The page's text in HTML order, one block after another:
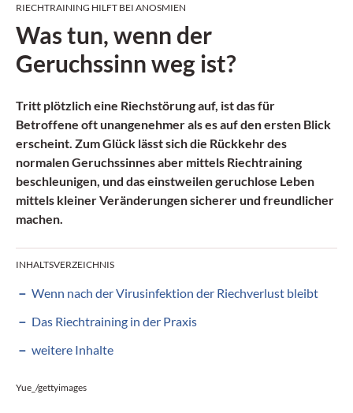
RIECHTRAINING HILFT BEI ANOSMIEN
Was tun, wenn der
Geruchssinn weg ist?
Tritt plötzlich eine Riechstörung auf, ist das für
Betroffene oft unangenehmer als es auf den ersten Blick
erscheint. Zum Glück lässt sich die Rückkehr des
normalen Geruchssinnes aber mittels Riechtraining
beschleunigen, und das einstweilen geruchlose Leben
mittels kleiner Veränderungen sicherer und freundlicher
machen.
INHALTSVERZEICHNIS
Wenn nach der Virusinfektion der Riechverlust bleibt
Das Riechtraining in der Praxis
weitere Inhalte
Yue_/gettyimages